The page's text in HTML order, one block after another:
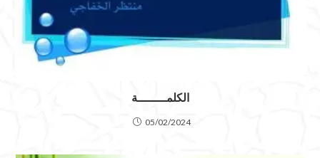
الكلمــــــــة
05/02/2024